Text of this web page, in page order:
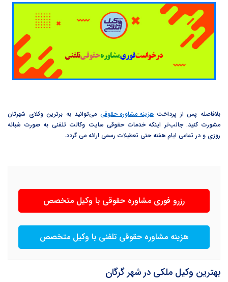
بلافاصله پس از پرداختهزینه مشاوره حقوقی می‌توانید به برترین وکلای شهرتان
مشورت کنید. جالب‌تر اینکهخدمات حقوقی سایت وکالت تلفنی به صورت شبانه
روزی و در تمامی ایام هفته حتی تعطیلات رسمی ارائه می گردد.
رزرو فوری مشاوره حقوقی با وکیل متخصص
هزینه مشاوره حقوقی تلفنی با وکیل متخصص
بهترین وکیل ملکی در شهر گرگان